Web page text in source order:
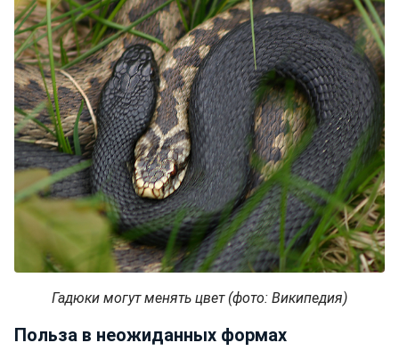
Гадюки могут менять цвет (фото: Википедия)
Польза в неожиданных формах